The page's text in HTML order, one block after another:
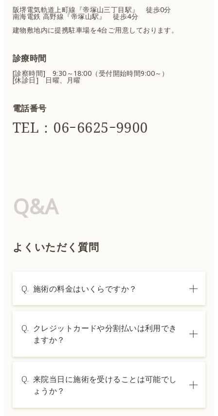
阪堺電気軌道上町線『帝塚山三丁目駅』 徒歩0分
南海電鉄 高野線『帝塚山駅』 徒歩4分
建物敷地内に提携駐車場を4台ご用意しております。
診療時間
[診察時間] 9:30～18:00（受付開始時間9:00～）
[休診日] 日曜、月曜
電話番号
TEL：06ｰ6625ｰ9900
Q&A
よくいただく質問
Q. 施術の料金はいくらですか？
は料金表ページをご確認いただくか、カウン
セリングでご案内いたします。
Q. クレジットカードや分割払いは利用でき
ますか？
した分割払いも可能です。詳細は受付スタッ
フにお問い合わせください。
Q. 来院当日に施術を受けることは可能でし
ょうか？